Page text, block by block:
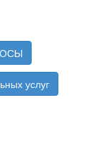
услуг